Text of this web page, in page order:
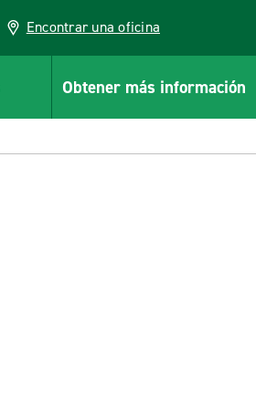
Encontrar una oficina
Obtener más información